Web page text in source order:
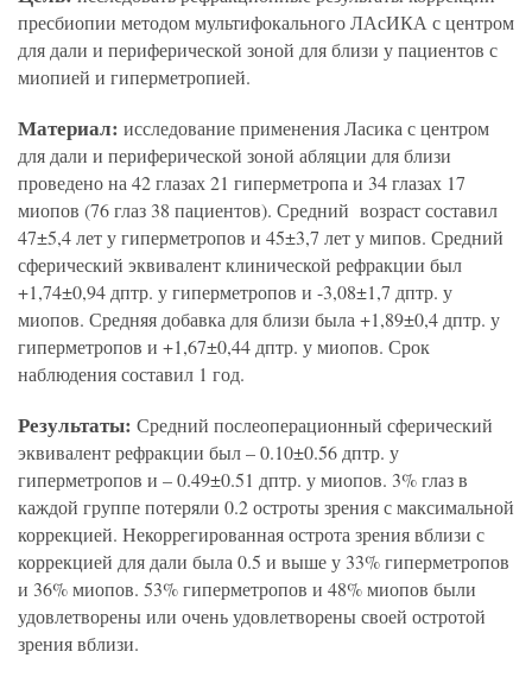
пресбиопии методом мультифокального ЛАсИКА с центром
для дали и периферической зоной для близи у пациентов с
миопией и гиперметропией.
Материал: исследование применения Ласика с центром
для дали и периферической зоной абляции для близи
проведено на 42 глазах 21 гиперметропа и 34 глазах 17
миопов (76 глаз 38 пациентов). Средний возраст составил
47±5,4 лет у гиперметропов и 45±3,7 лет у мипов. Средний
сферический эквивалент клинической рефракции был
+1,74±0,94 дптр. у гиперметропов и -3,08±1,7 дптр. у
миопов. Средняя добавка для близи была +1,89±0,4 дптр. у
гиперметропов и +1,67±0,44 дптр. у миопов. Срок
наблюдения составил 1 год.
Результаты: Средний послеоперационный сферический
эквивалент рефракции был – 0.10±0.56 дптр. у
гиперметропов и – 0.49±0.51 дптр. у миопов. 3% глаз в
каждой группе потеряли 0.2 остроты зрения с максимальной
коррекцией. Некоррегированная острота зрения вблизи с
коррекцией для дали была 0.5 и выше у 33% гиперметропов
и 36% миопов. 53% гиперметропов и 48% миопов были
удовлетворены или очень удовлетворены своей остротой
зрения вблизи.